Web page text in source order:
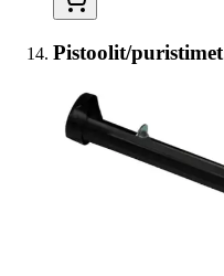
Pistoolit/puristimet